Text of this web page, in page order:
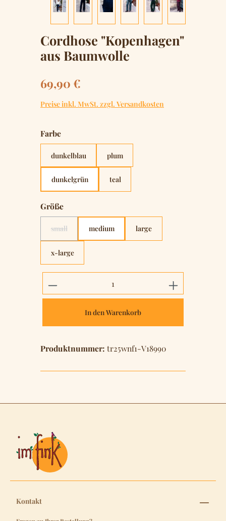
Cordhose "Kopenhagen"
aus Baumwolle
Regulärer Preis:
69,90 €
Preise inkl. MwSt. zzgl. Versandkosten
Farbeauswählen
dunkelblau plum
dunkelgrün teal
Größeauswählen
small
(Diese Option ist zurzeit nicht verfügbar.)
medium large
x-large
Produkt Anzahl: Gib den
In den Warenkorb
Produktnummer: tr25wnf1-V18990
Kontakt